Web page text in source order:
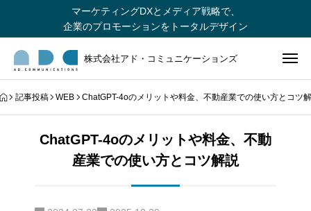
マーケティングDXとメディア戦略で、
企業のプロモーションをトータルデザイン
株式会社アド・コミュニケーションズ
記事投稿 WEB ChatGPT-4oのメリットや料金、不動産業での使い方とコツ
ChatGPT-4oのメリットや料金、不動
産業での使い方とコツ解説